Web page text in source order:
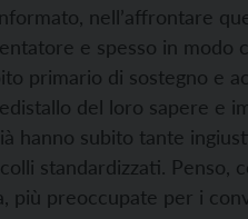
nell’affrontare
e spesso in modo
primario di sostegno e
del loro sapere e
hanno subito tante
standardizzati. Penso,
più preoccupate per i